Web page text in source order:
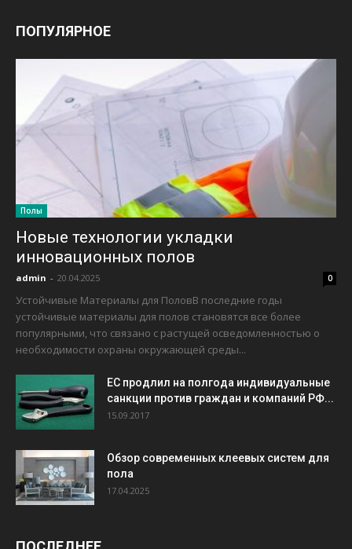
ПОПУЛЯРНОЕ
Полы
Новые технологии укладки
инновационных полов
admin - 20.04.2025 0
Устойчивые Материалы для ПоловВ последние годы
устойчивые материалы для полов становятся все более
популярными, что связано с растущей осведомленностью о
необходимости охраны окружающей среды...
ЕС продлил на полгода индивидуальные
санкции против граждан и компаний РФ...
15.09.2017
Обзор современных клеевых систем для
пола
17.04.2025